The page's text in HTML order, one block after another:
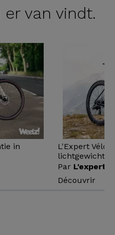
er van vindt.
in
L'Expert Vélo
lichtgewicht...
Par L'expert
Découvrir